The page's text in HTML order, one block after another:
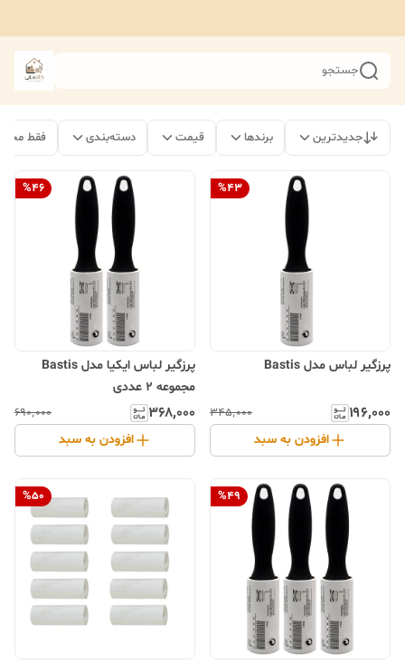
جستجو
جدیدترین برندها قیمت دسته‌بندی فقط
%43
پرزگیر لباس مدل Bastis
۱۹۶٬۰۰۰ ۳۴۵٬۰۰۰
افزودن به سبد
%46
پرزگیر لباس ایکیا مدل Bastis
مجموعه 2 عددی
۳۶۸٬۰۰۰ ۶۹۰٬۰۰۰
افزودن به سبد
%49
%50